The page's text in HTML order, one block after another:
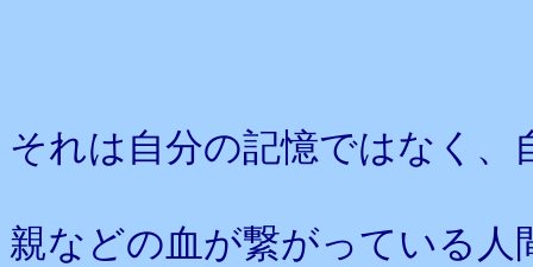
それは自分の記憶ではなく、
親などの血が繋がっている人